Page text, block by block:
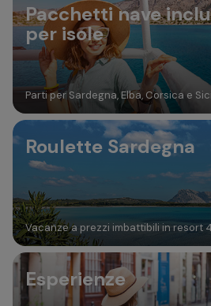
Pacchetti nave
per isole
Parti per Sardegna, Elba, Corsica e
Roulette Sardegna
Vacanze a prezzi imbattibili in resort
Esperienze